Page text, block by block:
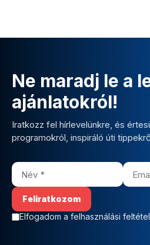
Ne maradj le a
ajánlatokról!
Iratkozz fel hírlevelünkre, és
programokról, inspiráló úti
Elfogadom a felhasználási